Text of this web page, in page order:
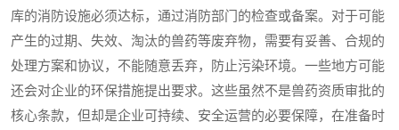
库的消防设施必须达标，通过消防部门的检查或备案。对于可能
产生的过期、失效、淘汰的兽药等废弃物，需要有妥善、合规的
处理方案和协议，不能随意丢弃，防止污染环境。一些地方可能
还会对企业的环保措施提出要求。这些虽然不是兽药资质审批的
核心条款，但却是企业可持续、安全运营的必要保障，在准备时